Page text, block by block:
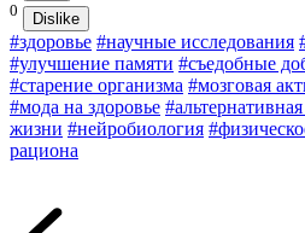
0
Dislike
#здоровье #научные исследования
#улучшение памяти #съедобные
#старение организма #мозговая
#мода на здоровье
жизни #нейробиология
рациона